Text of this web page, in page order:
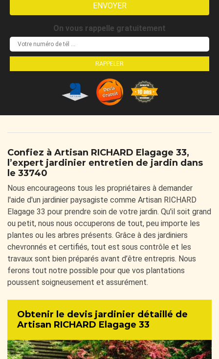
On vous rappelle gratuitement
Confiez à Artisan RICHARD Elagage 33,
l’expert jardinier entretien de jardin dans
le 33740
Nous encourageons tous les propriétaires à demander
l'aide d'un jardinier paysagiste comme Artisan RICHARD
Elagage 33 pour prendre soin de votre jardin. Qu'il soit grand
ou petit, nous nous occuperons de tout, peu importe les
plantes ou les arbres présents. Grâce à des jardiniers
chevronnés et certifiés, tout est sous contrôle et les
travaux sont bien préparés avant d’être entrepris. Nous
ferons tout notre possible pour que vos plantations
poussent soigneusement et assurément.
Obtenir le devis jardinier détaillé de
Artisan RICHARD Elagage 33